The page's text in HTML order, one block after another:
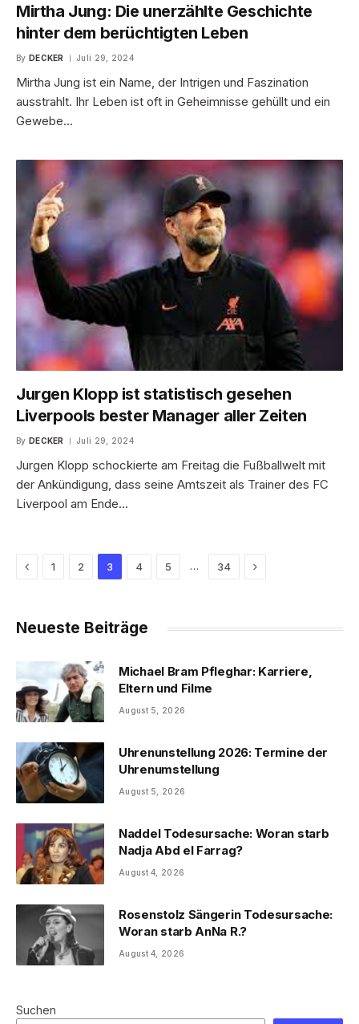
Mirtha Jung: Die unerzählte Geschichte
hinter dem berüchtigten Leben
By DECKER Juli 29, 2024
Mirtha Jung ist ein Name, der Intrigen und Faszination
ausstrahlt. Ihr Leben ist oft in Geheimnisse gehüllt und ein
Gewebe…
Jurgen Klopp ist statistisch gesehen
Liverpools bester Manager aller Zeiten
By DECKER Juli 29, 2024
Jurgen Klopp schockierte am Freitag die Fußballwelt mit
der Ankündigung, dass seine Amtszeit als Trainer des FC
Liverpool am Ende…
Previous
1 2 3 4 5 … 34 Next
Neueste Beiträge
Michael Bram Pfleghar: Karriere,
Eltern und Filme
August 5, 2026
Uhrenunstellung 2026: Termine der
Uhrenumstellung
August 5, 2026
Naddel Todesursache: Woran starb
Nadja Abd el Farrag?
August 4, 2026
Rosenstolz Sängerin Todesursache:
Woran starb AnNa R.?
August 4, 2026
Suchen